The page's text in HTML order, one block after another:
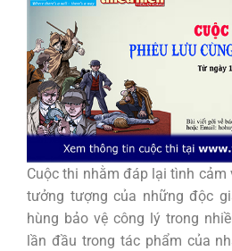
Cuộc thi nhằm đáp lại tình cảm
tưởng tượng của những độc
hùng bảo vệ công lý trong
lần đầu trong tác phẩm của